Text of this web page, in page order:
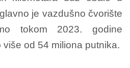
je vazdušno čvorište
tokom 2023. godine
od 54 miliona putnika.